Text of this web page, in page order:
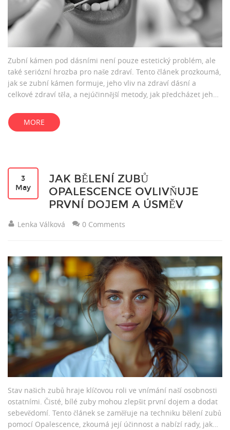
Zubní kámen pod dásními není pouze estetický problém, ale
také seriózní hrozba pro naše zdraví. Tento článek prozkoumá,
jak se zubní kámen formuje, jeho vliv na zdraví dásní a
celkové zdraví těla, a nejúčinnější metody, jak předcházet jeho
péči a kdy je čas vyhledat pomoc specialisty.
MORE
3
May
JAK BĚLENÍ ZUBŮ
OPALESCENCE OVLIVŇUJE
PRVNÍ DOJEM A ÚSMĚV
Lenka Válková 0 Comments
Stav našich zubů hraje klíčovou roli ve vnímání naší osobnosti
ostatními. Čisté, bílé zuby mohou zlepšit první dojem a dodat
sebevědomí. Tento článek se zaměřuje na techniku bělení zubů
pomocí Opalescence, zkoumá její účinnost a nabízí rady, jak